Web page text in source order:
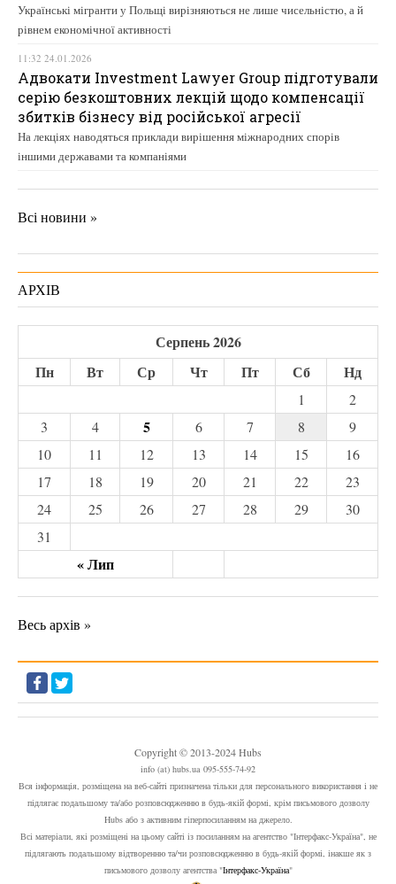
Українські мігранти у Польщі вирізняються не лише чисельністю, а й
рівнем економічної активності
11:32 24.01.2026
Адвокати Investment Lawyer Group підготували
серію безкоштовних лекцій щодо компенсації
збитків бізнесу від російської агресії
На лекціях наводяться приклади вирішення міжнародних спорів
іншими державами та компаніями
Всі новини »
АРХІВ
Серпень 2026
Пн
Вт Ср Чт Пт Сб Нд
« Лип
1
2
3
4 5 6 7 8
9
10
11 12 13 14 15
16
17
18 19 20 21 22
23
24
25 26 27 28 29
30
31
Весь архів »
Copyright © 2013-2024 Hubs
info (at) hubs.ua 095-555-74-92
Вся інформація, розміщена на веб-сайті призначена тільки для персонального використання і не
підлягає подальшому та/або розповсюдженню в будь-якій формі, крім письмового дозволу
Hubs або з активним гіперпосиланням на джерело.
Всі матеріали, які розміщені на цьому сайті із посиланням на агентство "Інтерфакс-Україна", не
підлягають подальшому відтворенню та/чи розповсюдженню в будь-якій формі, інакше як з
письмового дозволу агентства "Інтерфакс-Україна"